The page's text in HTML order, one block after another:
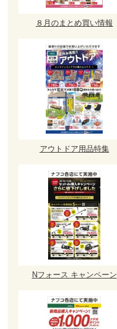
８月のまとめ買い情報
アウトドア用品特集
Nフォース キャンペーン